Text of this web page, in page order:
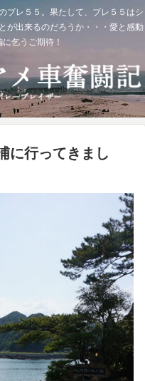
ブレ５５。果たして、ブレ５５はシ
が出来るのだろうか・・・愛と感動
乞うご期待！
に行ってきまし